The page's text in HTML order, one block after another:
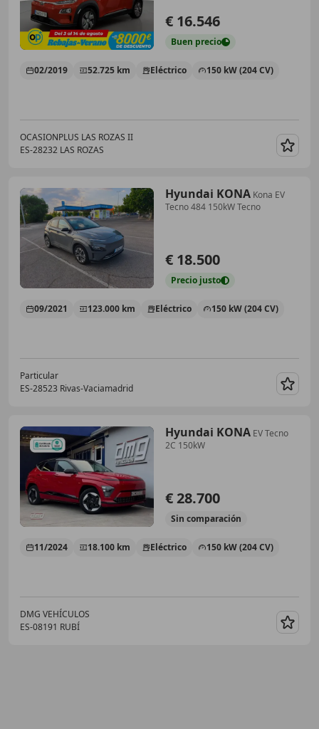
€ 16.546
Buen precio
02/2019 52.725 km Eléctrico 150 kW (204 CV)
OCASIONPLUS LAS ROZAS II
ES-28232 LAS ROZAS
Hyundai KONA Kona EV
Tecno 484 150kW Tecno
€ 18.500
Precio justo
09/2021 123.000 km Eléctrico 150 kW (204 CV)
Particular
ES-28523 Rivas-Vaciamadrid
Hyundai KONA EV Tecno
2C 150kW
€ 28.700
Sin comparación
11/2024 18.100 km Eléctrico 150 kW (204 CV)
DMG VEHÍCULOS
ES-08191 RUBÍ